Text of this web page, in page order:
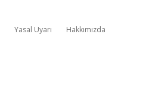
Yasal Uyarı Hakkımızda